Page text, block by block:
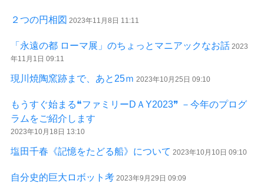
２つの円相図 2023年11月8日 11:11
「永遠の都 ローマ展」のちょっとマニアックなお話 2023
年11月1日 09:11
現川焼陶窯跡まで、あと25ｍ 2023年10月25日 09:10
もうすぐ始まる❝ファミリーDＡY2023❞ －今年のプログ
ラムをご紹介します
2023年10月18日 13:10
塩田千春《記憶をたどる船》について 2023年10月10日 09:10
自分史的巨大ロボット考 2023年9月29日 09:09